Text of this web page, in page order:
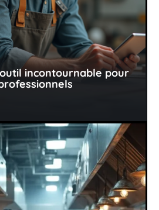
incontournable pour